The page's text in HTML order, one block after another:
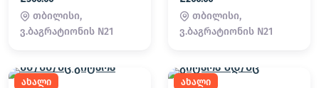
თბილისი,
ვ.ბაგრატიონის N21
თბილისი,
ვ.ბაგრატიონის N21
ახალი ახალი